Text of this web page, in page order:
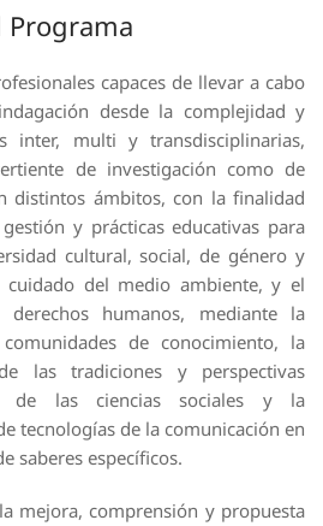
Programa
capaces de llevar a cabo
desde la complejidad y
inter, multi y transdisciplinarias,
de investigación como de
distintos ámbitos, con la finalidad
y prácticas educativas para
cultural, social, de género y
cuidado del medio ambiente, y el
humanos, mediante la
de conocimiento, la
las tradiciones y perspectivas
de las ciencias sociales y la
tecnologías de la comunicación en
saberes específicos.
comprensión y propuesta